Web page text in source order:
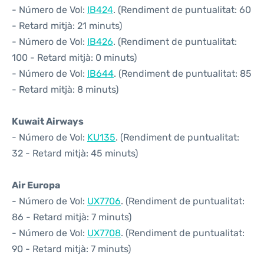
- Número de Vol: IB424. (Rendiment de puntualitat: 60
- Retard mitjà: 21 minuts)
- Número de Vol: IB426. (Rendiment de puntualitat:
100 - Retard mitjà: 0 minuts)
- Número de Vol: IB644. (Rendiment de puntualitat: 85
- Retard mitjà: 8 minuts)
Kuwait Airways
- Número de Vol: KU135. (Rendiment de puntualitat:
32 - Retard mitjà: 45 minuts)
Air Europa
- Número de Vol: UX7706. (Rendiment de puntualitat:
86 - Retard mitjà: 7 minuts)
- Número de Vol: UX7708. (Rendiment de puntualitat:
90 - Retard mitjà: 7 minuts)